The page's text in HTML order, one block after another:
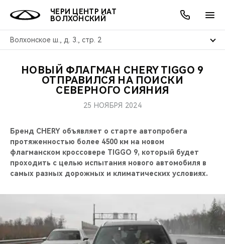
ЧЕРИ ЦЕНТР ИАТ
ВОЛХОНСКИЙ
Волхонское ш., д. 3., стр. 2
МОДЕЛИ
КРОССОВЕРЫ
СЕДАНЫ
НОВИНКИ
ПОКУПАТЕЛЯМ
ВЛАДЕЛЬЦАМ
ПОДДЕРЖКА
CHERY CONNECT
МИР CHERY
CHERY В СОЦСЕТЯХ
ЛЮДИ CHERY
CHERY REMOTE
АКЦИИ
ОНЛАЙН СЕРВИСЫ
О КОМПАНИИ
НОВЫЙ ФЛАГМАН CHERY TIGGO 9
ОТПРАВИЛСЯ НА ПОИСКИ
СЕВЕРНОГО СИЯНИЯ
25 НОЯБРЯ 2024
Бренд CHERY объявляет о старте автопробега
протяженностью более 4500 км на новом
флагманском кроссовере TIGGO 9, который будет
проходить с целью испытания нового автомобиля в
самых разных дорожных и климатических условиях.